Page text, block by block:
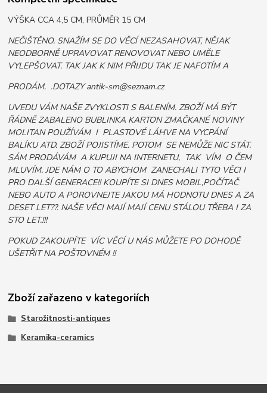
VÝŠKA CCA 4,5 CM, PRŮMĚR 15 CM
NEČIŠTĚNO. SNAŽÍM SE DO VĚCÍ NEZASAHOVAT, NĚJAK
NEODBORNĚ UPRAVOVAT RENOVOVAT NEBO UMĚLE
VYLEPŠOVAT. TAK JAK K NIM PŘIJDU TAK JE NAFOTÍM A
PRODÁM. .DOTAZY antik-sm@seznam.cz
UVEDU VÁM NAŠE ZVYKLOSTI S BALENÍM. ZBOŽÍ MÁ BÝT
ŘÁDNĚ ZABALENO BUBLINKA KARTON ZMAČKANÉ NOVINY
MOLITAN POUŽÍVÁM I PLASTOVÉ LÁHVE NA VYCPÁNÍ
BALÍKU ATD. ZBOŽÍ POJISTÍME. POTOM SE NEMŮŽE NIC STÁT.
SÁM PRODÁVÁM A KUPUJI NA INTERNETU, TAK VÍM O ČEM
MLUVÍM. JDE NÁM O TO ABYCHOM ZANECHALI TYTO VĚCI I
PRO DALŠÍ GENERACE!! KOUPÍTE SI DNES MOBIL,POČÍTAČ
NEBO AUTO A POROVNEJTE JAKOU MÁ HODNOTU DNES A ZA
DESET LET??. NAŠE VĚCI MAJÍ MAJÍ CENU STÁLOU TŘEBA I ZA
STO LET.!!!
POKUD ZAKOUPÍTE VÍC VĚCÍ U NÁS MŮŽETE PO DOHODĚ
UŠETŘIT NA POŠTOVNÉM !!
Zboží zařazeno v kategoriích
Starožitnosti-antiques
Keramika-ceramics